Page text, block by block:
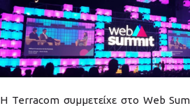
Η Terracom συμμετείχε στο Web